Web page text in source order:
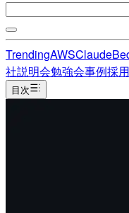
TrendingAWSClaude
社説明会勉強会事例採用
目次